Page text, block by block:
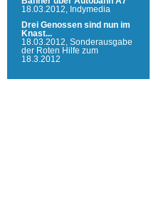
18.03.2012,
Indymedia
Drei Genossen sind nun im
Knast...
18.03.2012, Sonderausgabe
der Roten Hilfe zum
18.3.2012